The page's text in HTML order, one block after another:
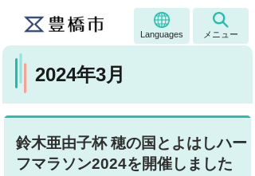
Languages メニュー
2024年3月
鈴木亜由子杯 穂の国とよはしハー
フマラソン2024を開催しました